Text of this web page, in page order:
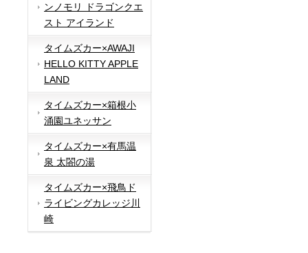
ンノモリ ドラゴンクエ
スト アイランド
タイムズカー×AWAJI
HELLO KITTY APPLE
LAND
タイムズカー×箱根小
涌園ユネッサン
タイムズカー×有馬温
泉 太閤の湯
タイムズカー×飛鳥ド
ライビングカレッジ川
崎